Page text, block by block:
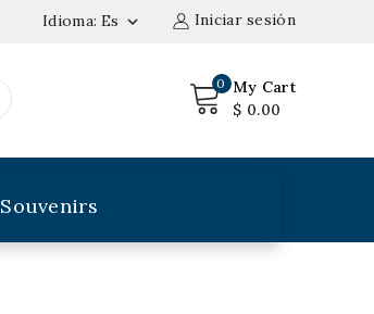
Idioma: Es  Iniciar sesión
0 My Cart
$ 0.00
Souvenirs